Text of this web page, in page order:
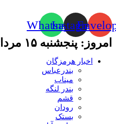
Instagram
Whatsapp
امروز: پنجشنبه ۱۵ مرداد ۱۴۰۵
اخبار هرمزگان
بندرعباس
میناب
بندر لنگه
قشم
رودان
بستک